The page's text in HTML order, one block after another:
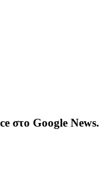
στο Google News.